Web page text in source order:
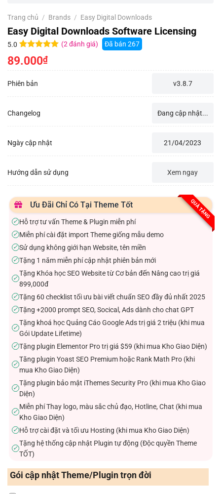
Trang chủ / Brands / Easy Digital Downloads
Easy Digital Downloads Software Licensing
5.0
5.0 trên 5
dựa trên
(2đánh giá) Đã bán 267
89.000₫
Phiên bản v3.8.7
Changelog Đang cập nhật...
Ngày cập nhật 21/04/2023
Hướng dẫn sử dụng Xem ngay
QUÀ TẶNG
Ưu Đãi Chỉ Có Tại Theme Tốt
✓Hỗ trợ tư vấn Theme & Plugin miễn phí
✓Miễn phí cài đặt import Theme giống mẫu demo
✓Sử dụng không giới hạn Website, tên miền
✓Tặng 1 năm miễn phí cập nhật phiên bản mới
✓
Tặng Khóa học SEO Website từ Cơ bản đến Nâng cao trị giá
899,000đ
✓Tặng 60 checklist tối ưu bài viết chuẩn SEO đầy đủ nhất 2025
✓Tặng +2000 prompt SEO, Socical, Ads dành cho chat GPT
✓
Tặng khoá học Quảng Cáo Google Ads trị giá 2 triệu (khi mua
Gói Update Lifetime)
✓Tặng plugin Elementor Pro trị giá $59 (khi mua Kho Giao Diện)
✓
Tăng plugin Yoast SEO Premium hoặc Rank Math Pro (khi
mua Kho Giao Diện)
✓
Tặng plugin bảo mật iThemes Security Pro (khi mua Kho Giao
Diện)
✓
Miễn phí Thay logo, màu sắc chủ đạo, Hotline, Chat (khi mua
Kho Giao Diện)
✓Hỗ trợ cài đặt và tối ưu Hosting (khi mua Kho Giao Diện)
✓
Tặng hệ thống cập nhật Plugin tự động (Độc quyền Theme
TỐT)
Gói cập nhật Theme/Plugin trọn đời